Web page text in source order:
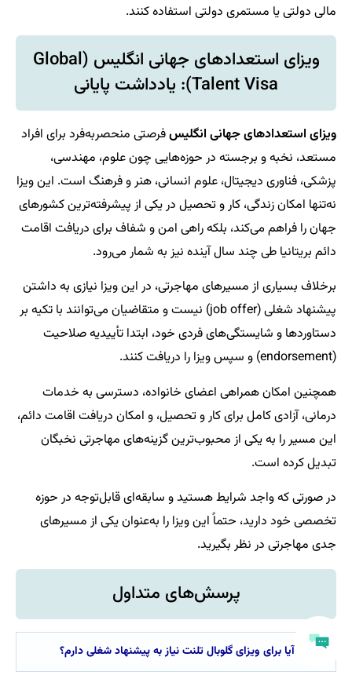
مالی دولتی یا مستمری دولتی استفاده کنند.
ویزای استعدادهای جهانی انگلیس (Global
Talent Visa): یادداشت پایانی
ویزای استعدادهای جهانی انگلیسفرصتی منحصربه‌فرد برای افراد
مستعد، نخبه و برجسته در حوزه‌هایی چون علوم، مهندسی،
پزشکی، فناوری دیجیتال، علوم انسانی، هنر و فرهنگ است. این ویزا
نه‌تنها امکان زندگی، کار و تحصیل در یکی از پیشرفته‌ترین کشورهای
جهان را فراهم می‌کند، بلکه راهی امن و شفاف برای دریافت اقامت
دائم بریتانیا طی چند سال آینده نیز به شمار می‌رود.
برخلاف بسیاری از مسیرهای مهاجرتی، در این ویزا نیازی به داشتن
پیشنهاد شغلی (job offer) نیست و متقاضیان می‌توانند با تکیه بر
دستاوردها و شایستگی‌های فردی خود، ابتدا تأییدیه صلاحیت
(endorsement) و سپس ویزا را دریافت کنند.
همچنین امکان همراهی اعضای خانواده، دسترسی به خدمات
درمانی، آزادی کامل برای کار و تحصیل، و امکان دریافت اقامت دائم،
این مسیر را به یکی از محبوب‌ترین گزینه‌های مهاجرتی نخبگان
تبدیل کرده است.
در صورتی که واجد شرایط هستید و سابقه‌ای قابل‌توجه در حوزه
تخصصی خود دارید، حتماً این ویزا را به‌عنوان یکی از مسیرهای
جدی مهاجرتی در نظر بگیرید.
پرسش‌های متداول